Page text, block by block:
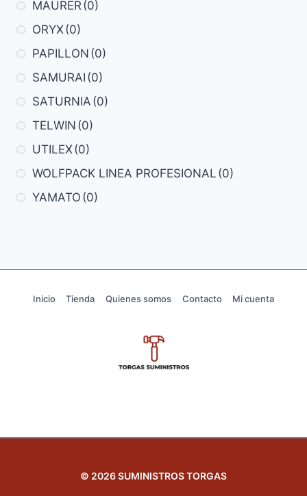
MAURER(0)
ORYX(0)
PAPILLON (0)
SAMURAI (0)
SATURNIA (0)
TELWIN (0)
UTILEX(0)
WOLFPACK LINEA PROFESIONAL (0)
YAMATO (0)
Inicio Tienda Quienes somos Contacto Mi cuenta
© 2026 SUMINISTROS TORGAS